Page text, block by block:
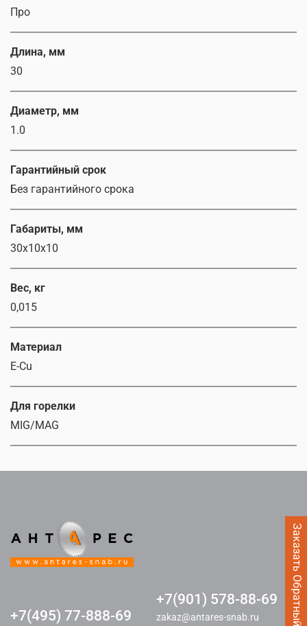
Заказать Обратный звонок
Про
Длина, мм
30
Диаметр, мм
1.0
Гарантийный срок
Без гарантийного срока
Габариты, мм
30х10х10
Вес, кг
0,015
Материал
E-Cu
Для горелки
MIG/MAG
+7(495) 77-888-69
+7(901) 578-88-69
zakaz@antares-snab.ru